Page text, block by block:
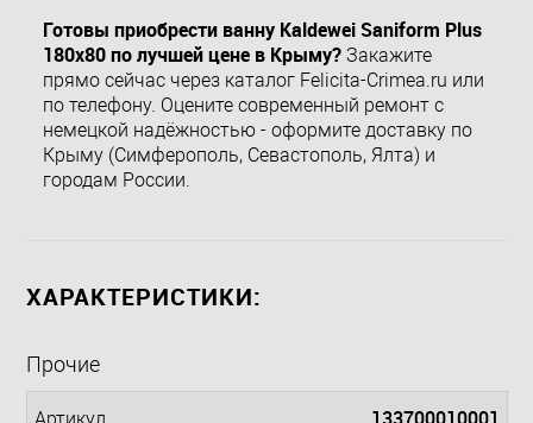
Готовы приобрести ванну Kaldewei Saniform Plus
180x80 по лучшей цене в Крыму? Закажите
прямо сейчас через каталог Felicita-Crimea.ru или
по телефону. Оцените современный ремонт с
немецкой надёжностью - оформите доставку по
Крыму (Симферополь, Севастополь, Ялта) и
городам России.
ХАРАКТЕРИСТИКИ:
Прочие